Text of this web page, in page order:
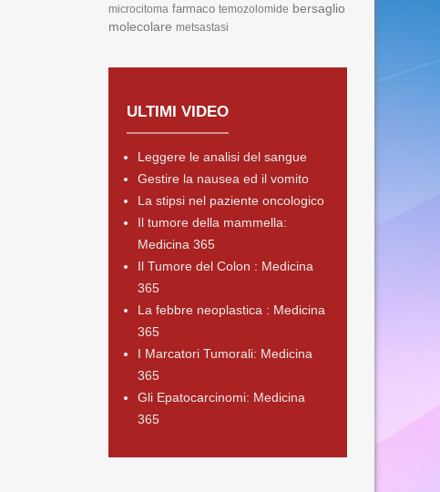
microcitoma farmaco temozolomide bersaglio
molecolare metsastasi
ULTIMI VIDEO
Leggere le analisi del sangue
Gestire la nausea ed il vomito
La stipsi nel paziente oncologico
Il tumore della mammella:
Medicina 365
Il Tumore del Colon : Medicina
365
La febbre neoplastica : Medicina
365
I Marcatori Tumorali: Medicina
365
Gli Epatocarcinomi: Medicina
365